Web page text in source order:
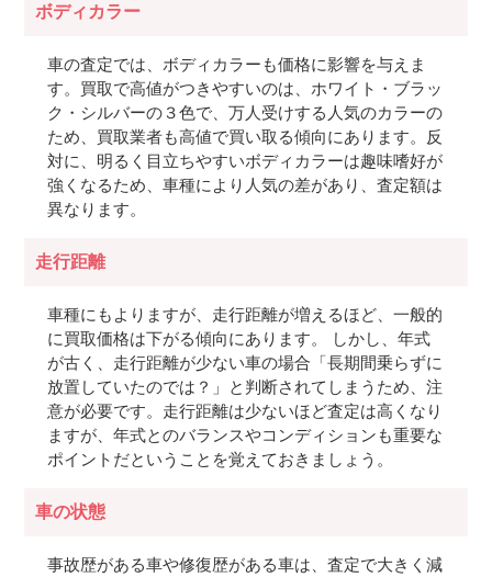
ボディカラー
車の査定では、ボディカラーも価格に影響を与えま
す。買取で高値がつきやすいのは、ホワイト・ブラッ
ク・シルバーの３色で、万人受けする人気のカラーの
ため、買取業者も高値で買い取る傾向にあります。反
対に、明るく目立ちやすいボディカラーは趣味嗜好が
強くなるため、車種により人気の差があり、査定額は
異なります。
走行距離
車種にもよりますが、走行距離が増えるほど、一般的
に買取価格は下がる傾向にあります。 しかし、年式
が古く、走行距離が少ない車の場合「長期間乗らずに
放置していたのでは？」と判断されてしまうため、注
意が必要です。走行距離は少ないほど査定は高くなり
ますが、年式とのバランスやコンディションも重要な
ポイントだということを覚えておきましょう。
車の状態
事故歴がある車や修復歴がある車は、査定で大きく減